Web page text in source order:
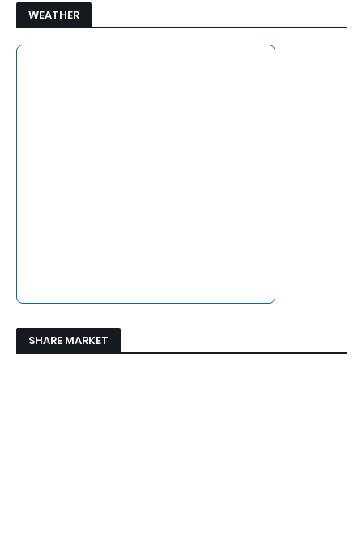
WEATHER
SHARE MARKET